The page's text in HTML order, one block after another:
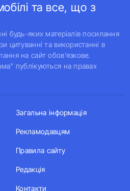
та все, що з
будь-яких матеріалів посилання
цитуванні та використанні в
на сайт обов'язкове.
публікуються на правах
Загальна інформація
Рекламодавцям
Правила сайту
Редакція
Контакти